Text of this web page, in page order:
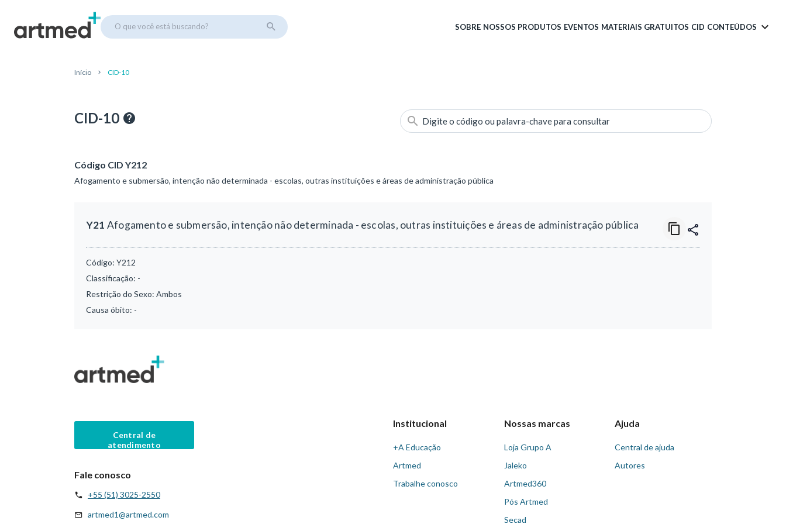
O que você está buscando? SOBRE NOSSOS PRODUTOS EVENTOS MATERIAIS GRATUITOS CID CONTEÚDOS
Início CID-10
CID-10 Digite o código ou palavra-chave para consultar
Código CID Y212
Afogamento e submersão, intenção não determinada - escolas, outras instituições e áreas de administração pública
Y21 Afogamento e submersão, intenção não determinada - escolas, outras instituições e áreas de administração pública
Código: Y212
Classificação: -
Restrição do Sexo: Ambos
Causa óbito: -
Central de
atendimento
Fale conosco
+55 (51) 3025-2550
artmed1@artmed.com
Institucional
+A Educação
Artmed
Trabalhe conosco
Nossas marcas
Loja Grupo A
Jaleko
Artmed360
Pós Artmed
Secad
Ajuda
Central de ajuda
Autores